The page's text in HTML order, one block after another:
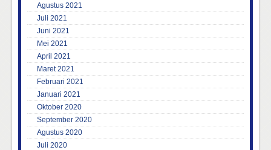
Agustus 2021
Juli 2021
Juni 2021
Mei 2021
April 2021
Maret 2021
Februari 2021
Januari 2021
Oktober 2020
September 2020
Agustus 2020
Juli 2020